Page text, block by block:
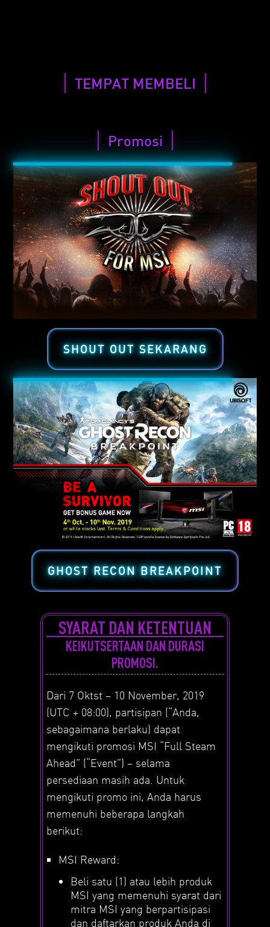
TEMPAT MEMBELI
Promosi
SHOUT OUT SEKARANG
GHOST RECON BREAKPOINT
SYARAT DAN KETENTUAN
KEIKUTSERTAAN DAN DURASI
PROMOSI.
Dari 7 Oktst – 10 November, 2019
(UTC + 08:00), partisipan (“Anda,
sebagaimana berlaku) dapat
mengikuti promosi MSI “Full Steam
Ahead” (“Event”) – selama
persediaan masih ada. Untuk
mengikuti promo ini, Anda harus
memenuhi beberapa langkah
berikut:
MSI Reward:
Beli satu (1) atau lebih produk
MSI yang memenuhi syarat dari
mitra MSI yang berpartisipasi
dan daftarkan produk Anda di